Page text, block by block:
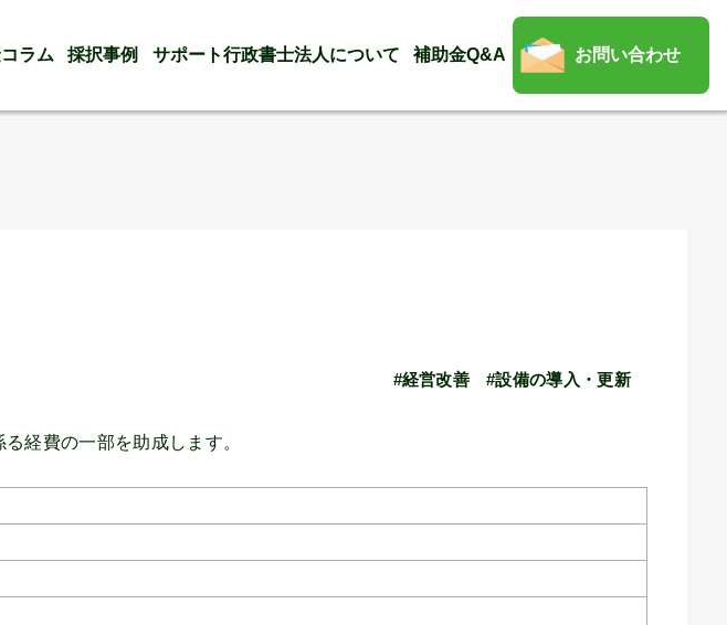
ラム 採択事例 サポート行政書士法人について 補助金Q&A お問い合わせ
#経営改善 #設備の導入・更新
経費の一部を助成します。